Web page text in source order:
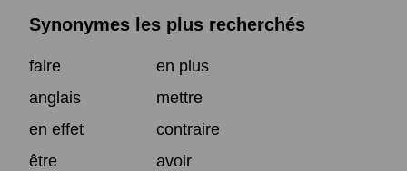
Synonymes les plus recherchés
faire
en plus
anglais
mettre
en effet
contraire
être
avoir